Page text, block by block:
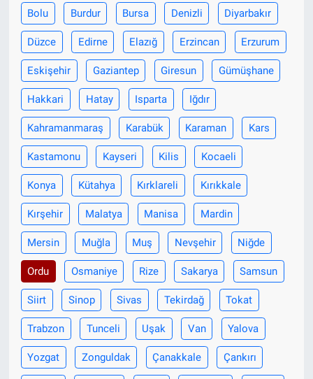
Bolu Burdur Bursa Denizli Diyarbakır
Düzce Edirne Elazığ Erzincan Erzurum
Eskişehir Gaziantep Giresun Gümüşhane
Hakkari Hatay Isparta Iğdır
Kahramanmaraş Karabük Karaman Kars
Kastamonu Kayseri Kilis Kocaeli
Konya Kütahya Kırklareli Kırıkkale
Kırşehir Malatya Manisa Mardin
Mersin Muğla Muş Nevşehir Niğde
Ordu Osmaniye Rize Sakarya Samsun
Siirt Sinop Sivas Tekirdağ Tokat
Trabzon Tunceli Uşak Van Yalova
Yozgat Zonguldak Çanakkale Çankırı